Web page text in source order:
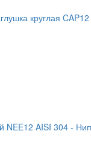
круглая
NEE12 AISI 304-